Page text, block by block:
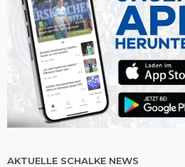
AKTUELLE SCHALKE NEWS